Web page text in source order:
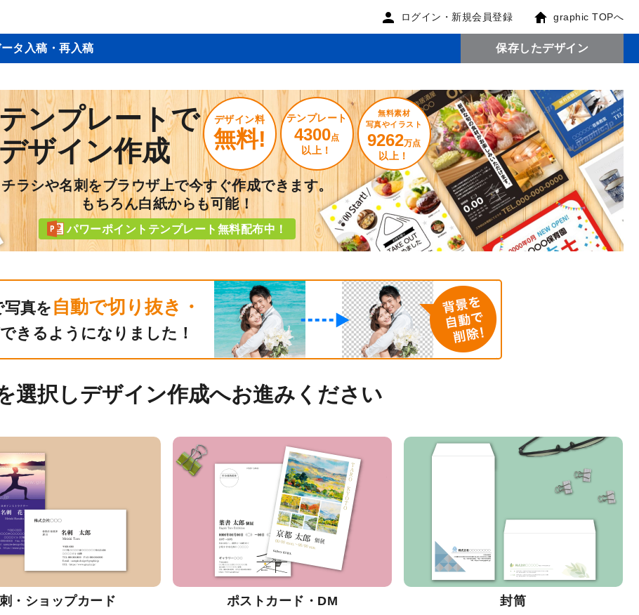
ログイン・新規会員登録 graphic TOPへ
タ入稿・再入稿 保存したデザイン
ンプレートで
ザイン作成
デザイン料
無料!
テンプレート
4300点
以上！
無料素材
写真やイラスト
9262万点
以上！
チラシや名刺をブラウザ上で今すぐ作成できます。
もちろん白紙からも可能！
パワーポイントテンプレート無料配布中！
真を 自動で切り抜き・
きるようになりました！
選択しデザイン作成へお進みください
・ショップカード ポストカード・DM 封筒